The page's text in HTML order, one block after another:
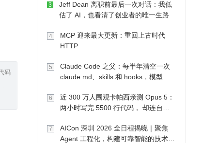
码
3
Jeff Dean 离职前最后一次对话：我低
估了 AI，也看清了创业者的唯一生路
4
MCP 迎来最大更新：重回上古时代
HTTP
5
Claude Code 之父：每半年清空一次
claude.md、skills 和 hooks，模型自
6
近 300 万人围观卡帕西亲测 Opus 5：
两小时写完 5500 行代码， 却连自己
7
AICon 深圳 2026 全日程揭晓｜聚焦
Agent 工程化，构建可靠智能的技术路